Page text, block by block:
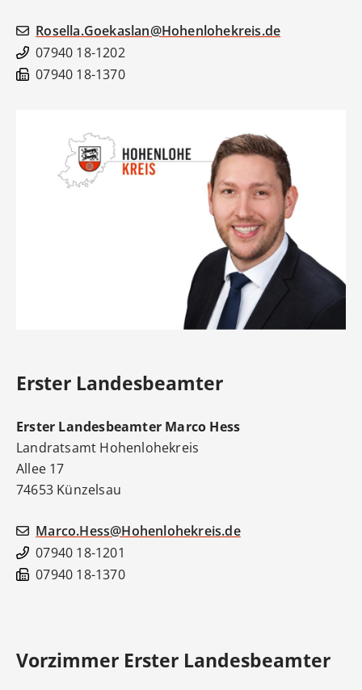
Rosella.Goekaslan@Hohenlohekreis.de
07940 18-1202
07940 18-1370
Erster Landesbeamter
Erster Landesbeamter Marco Hess
Landratsamt Hohenlohekreis
Allee 17
74653 Künzelsau
Marco.Hess@Hohenlohekreis.de
07940 18-1201
07940 18-1370
Vorzimmer Erster Landesbeamter